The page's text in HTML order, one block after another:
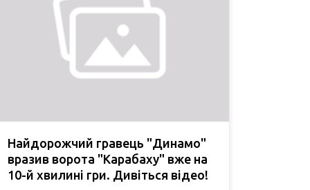
Найдорожчий гравець "Динамо"
вразив ворота "Карабаху" вже на
10-й хвилині гри. Дивіться відео!